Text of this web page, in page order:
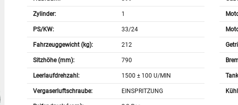
Zylinder: 1
PS/KW: 33/24
Fahrzeuggewicht (kg): 212
Sitzhöhe (mm): 790
Leerlaufdrehzahl: 1500 ± 100 U/MIN
Vergaserluftschraube: EINSPRITZUNG